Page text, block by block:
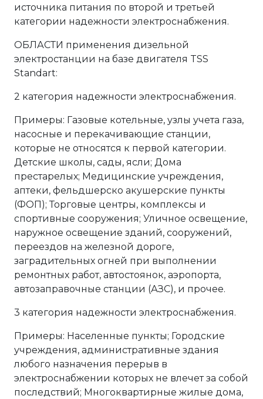
источника питания по второй и третьей
категории надежности электроснабжения.
ОБЛАСТИ применения дизельной
электростанции на базе двигателя TSS
Standart:
2 категория надежности электроснабжения.
Примеры: Газовые котельные, узлы учета газа,
насосные и перекачивающие станции,
которые не относятся к первой категории.
Детские школы, сады, ясли; Дома
престарелых; Медицинские учреждения,
аптеки, фельдшерско акушерские пункты
(ФОП); Торговые центры, комплексы и
спортивные сооружения; Уличное освещение,
наружное освещение зданий, сооружений,
переездов на железной дороге,
заградительных огней при выполнении
ремонтных работ, автостоянок, аэропорта,
автозаправочные станции (АЗС), и прочее.
3 категория надежности электроснабжения.
Примеры: Населенные пункты; Городские
учреждения, административные здания
любого назначения перерыв в
электроснабжении которых не влечет за собой
последствий; Многоквартирные жилые дома,